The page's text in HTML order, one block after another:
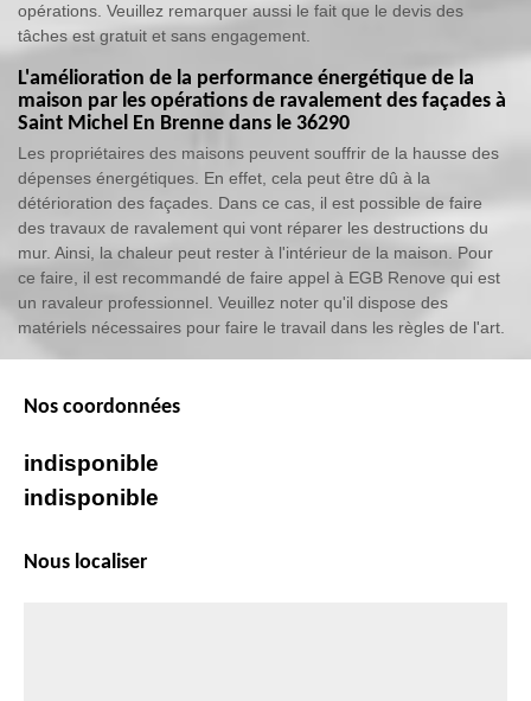
opérations. Veuillez remarquer aussi le fait que le devis des
tâches est gratuit et sans engagement.
L'amélioration de la performance énergétique de la
maison par les opérations de ravalement des façades à
Saint Michel En Brenne dans le 36290
Les propriétaires des maisons peuvent souffrir de la hausse des
dépenses énergétiques. En effet, cela peut être dû à la
détérioration des façades. Dans ce cas, il est possible de faire
des travaux de ravalement qui vont réparer les destructions du
mur. Ainsi, la chaleur peut rester à l'intérieur de la maison. Pour
ce faire, il est recommandé de faire appel à EGB Renove qui est
un ravaleur professionnel. Veuillez noter qu'il dispose des
matériels nécessaires pour faire le travail dans les règles de l'art.
Nos coordonnées
indisponible
indisponible
Nous localiser